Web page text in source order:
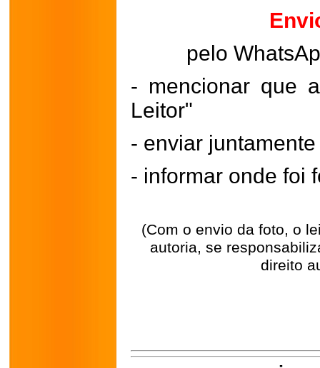
pelo
- mencionar que
Leitor"
- enviar
- informar onde foi
(Com o envio da foto, o
autoria, se
direito